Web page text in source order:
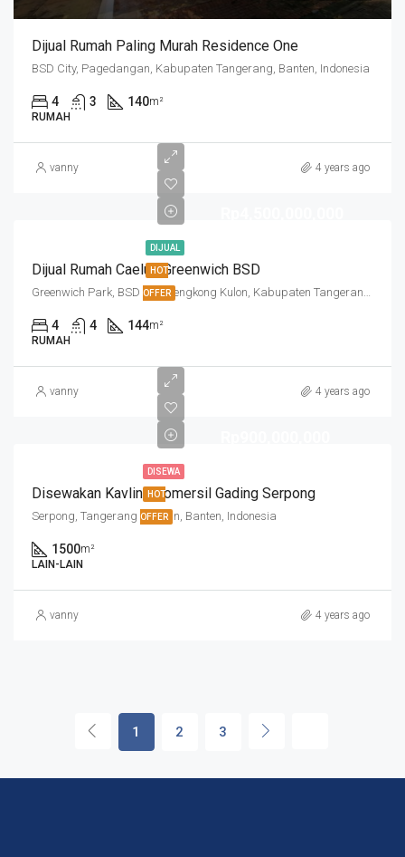
Dijual Rumah Paling Murah Residence One
BSD City, Pagedangan, Kabupaten Tangerang, Banten, Indonesia
4 3 140m²
RUMAH
vanny 4 years ago
DIJUAL
HOT
OFFER
Dijual Rumah Caelus Greenwich BSD
4 4 144m²
RUMAH
vanny 4 years ago
DISEWA
HOT
OFFER
Disewakan Kavling Komersil Gading Serpong
Serpong, Tangerang Selatan, Banten, Indonesia
1500m²
LAIN-LAIN
vanny 4 years ago
1 2 3